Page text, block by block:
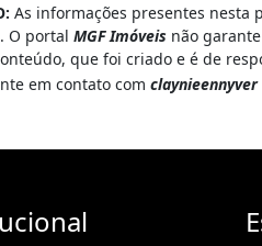
As informações presentes
. O portal MGF Imóveis não
que foi criado e é de
em contato com claynieennyver